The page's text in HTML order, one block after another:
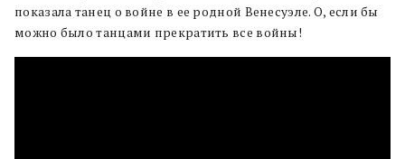
показала танец о войне в ее родной Венесуэле. О, если бы
можно было танцами прекратить все войны!